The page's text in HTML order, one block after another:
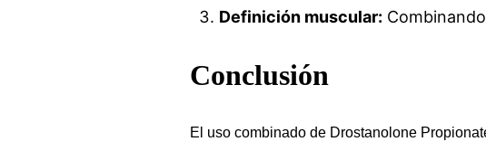
Definición muscular:
Conclusión
El uso combinado de Drostanolone